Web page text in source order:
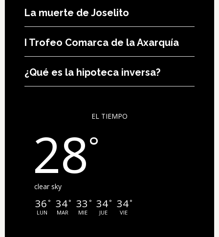
La muerte de Joselito
I Trofeo Comarca de la Axarquía
¿Qué es la hipoteca inversa?
EL TIEMPO
28°
clear sky
36 °
LUN
34°
MAR
33 °
MIE
34°
JUE
34°
VIE